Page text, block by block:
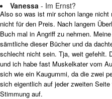
Vanessa - Im Ernst?
Also so was ist mir schon lange nicht
nicht für den Preis. Nach langem
Buch mal in Angriff zu nehmen.
sämtliche dieser Bücher und da
schlecht nicht sein. Tja, weit gefehlt.
und ich habe fast Muskelkater vom
sich wie ein Kaugummi, da die zwei
sich eigentlich auf jeder zweiten
Stimmung auf.